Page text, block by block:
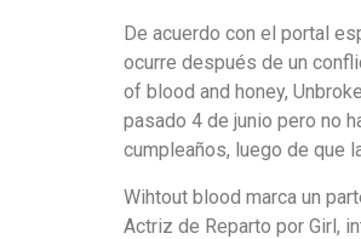
De acuerdo con el portal
ocurre después de un
of blood and honey,
pasado 4 de junio pero no
cumpleaños, luego de que
Wihtout blood marca un
Actriz de Reparto por Girl,